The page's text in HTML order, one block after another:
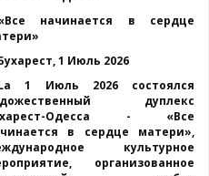
начинается в сердце
1 Июль 2026
1 Июль 2026 состоялся
дуплекс
Одесса - «Все
в сердце матери»,
культурное
организованное